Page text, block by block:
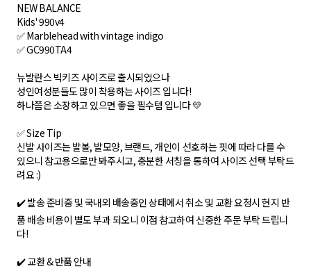
NEW BALANCE
Kids' 990v4
✅ Marblehead with vintage indigo
✅ GC990TA4
뉴발란스 빅키즈 사이즈로 출시되었으나
성인여성분들도 많이 착용하는 사이즈 입니다!
하나쯤은 소장하고 있으면 좋을 필수템 입니다 💛
✅ Size Tip
신발 사이즈는 발볼, 발모양, 브랜드, 개인이 선호하는 핏에 따라 다를 수
있으니 참고용으로만 봐주시고, 충분한 서칭을 통하여 사이즈 선택 부탁드
려요 :)
✔️ 발송 준비중 및 국내외 배송중인 상태에서 취소 및 교환 요청시 현지 반
품 배송 비용이 별도 부과 되오니 이점 참고하여 신중한 주문 부탁 드립니
다!
✔️ 교환 & 반품 안내